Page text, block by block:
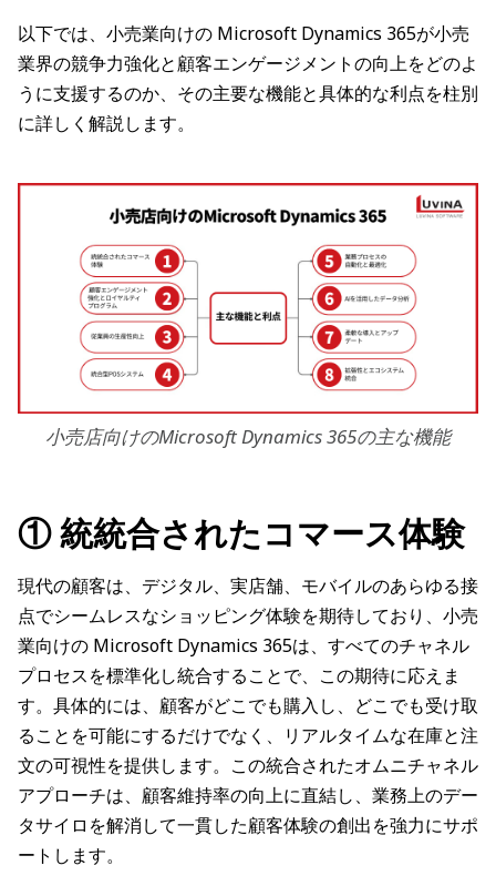
以下では、小売業向けの Microsoft Dynamics 365が小売
業界の競争力強化と顧客エンゲージメントの向上をどのよ
うに支援するのか、その主要な機能と具体的な利点を柱別
に詳しく解説します。
小売店向けのMicrosoft Dynamics 365の主な機能
① 統統合されたコマース体験
現代の顧客は、デジタル、実店舗、モバイルのあらゆる接
点でシームレスなショッピング体験を期待しており、小売
業向けの Microsoft Dynamics 365は、すべてのチャネル
プロセスを標準化し統合することで、この期待に応えま
す。具体的には、顧客がどこでも購入し、どこでも受け取
ることを可能にするだけでなく、リアルタイムな在庫と注
文の可視性を提供します。この統合されたオムニチャネル
アプローチは、顧客維持率の向上に直結し、業務上のデー
タサイロを解消して一貫した顧客体験の創出を強力にサポ
ートします。